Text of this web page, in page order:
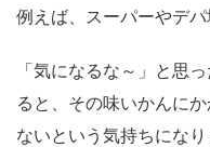
例えば、スーパーやデパ
「気になるな～」と思
ると、その味いかんに
ないという気持ちになり